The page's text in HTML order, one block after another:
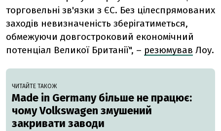
торговельні зв'язки з ЄС. Без цілеспрямованих
заходів невизначеність зберігатиметься,
обмежуючи довгостроковий економічний
потенціал Великої Британії", – резюмував Лоу.
ЧИТАЙТЕ ТАКОЖ
Made in Germany більше не працює:
чому Volkswagen змушений
закривати заводи